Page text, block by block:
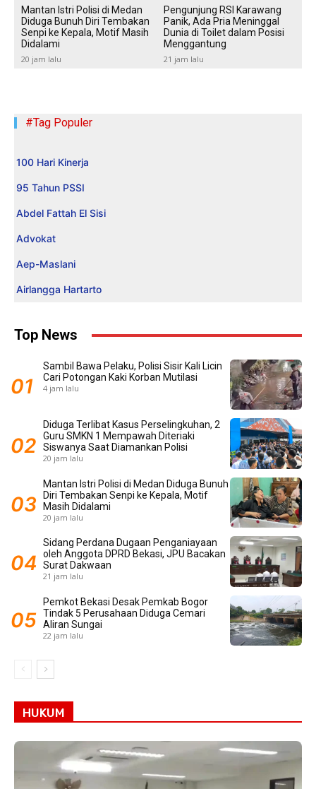
Mantan Istri Polisi di Medan
Diduga Bunuh Diri Tembakan
Senpi ke Kepala, Motif Masih
Didalami
20 jam lalu
Pengunjung RSI Karawang
Panik, Ada Pria Meninggal
Dunia di Toilet dalam Posisi
Menggantung
21 jam lalu
#Tag Populer
100 Hari Kinerja
95 Tahun PSSI
Abdel Fattah El Sisi
Advokat
Aep-Maslani
Airlangga Hartarto
Top News
Sambil Bawa Pelaku, Polisi Sisir Kali Licin
Cari Potongan Kaki Korban Mutilasi
4 jam lalu
Diduga Terlibat Kasus Perselingkuhan, 2
Guru SMKN 1 Mempawah Diteriaki
Siswanya Saat Diamankan Polisi
20 jam lalu
Mantan Istri Polisi di Medan Diduga Bunuh
Diri Tembakan Senpi ke Kepala, Motif
Masih Didalami
20 jam lalu
Sidang Perdana Dugaan Penganiayaan
oleh Anggota DPRD Bekasi, JPU Bacakan
Surat Dakwaan
21 jam lalu
Pemkot Bekasi Desak Pemkab Bogor
Tindak 5 Perusahaan Diduga Cemari
Aliran Sungai
22 jam lalu
HUKUM